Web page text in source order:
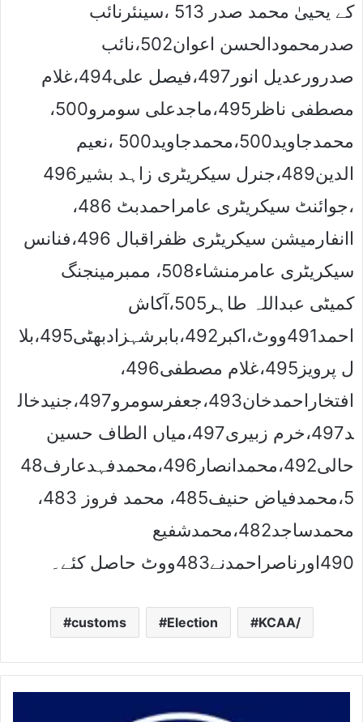
کے یحییٰ محمد صدر 513 ،سینئرنائب
صدرمحمودالحسن اعوان502،نائب
صدرورعدیل انور497،فیصل علی494،غلام
مصطفی ناظر495،ماجدعلی سومرو500،
محمدجاوید500،محمدجاوید500 ،نعیم
الدین489،جنرل سیکریٹری زاہد بشیر496
،جوائنٹ سیکریٹری عامراحمدبٹ 486،
اانفارمیشن سیکریٹری ظفراقبال 496،فنانس
سیکریٹری عامرمنشاء508، ممبرمینجنگ
کمیٹی عبداللہ طاہر505،آکاش
احمد491ووٹ،اکبر492،بابرشہزادبھٹی495،بلا
ل پرویز495،غلام مصطفی496،
افتخاراحمدخان493،جعفرسومرو497،جنیدخال
د497،خرم زبیری497،میاں الطاف حسین
حالی492،محمدانصار496،محمدفہدعارف48
5،محمدفیاض حنیف485، محمد فروز 483،
محمدساجد482،محمدشفیع
490اورناصراحمدنے483ووٹ حاصل کئے۔
customs Election KCAA/